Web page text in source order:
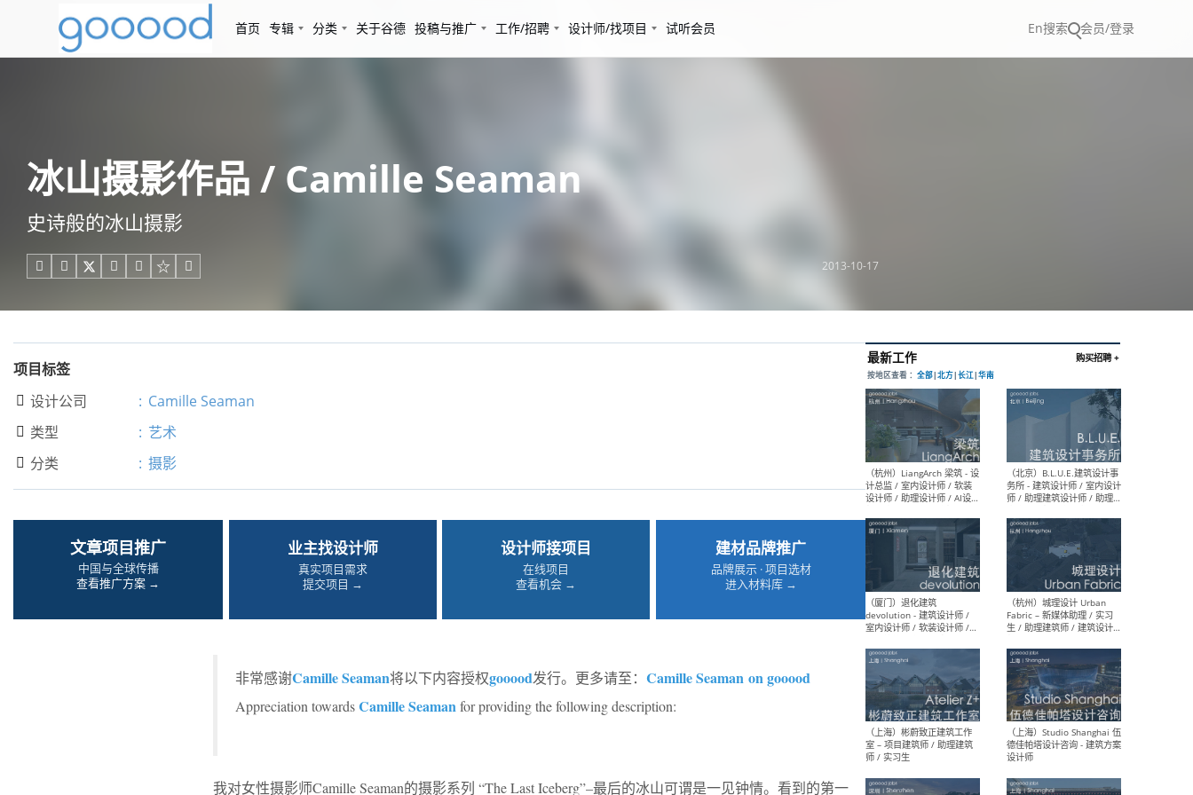
首页 专辑 分类 关于谷德 投稿与推广 工作/招聘 设计师/找项目 试听会员 En搜索 会员/登录
冰山摄影作品 / Camille Seaman
史诗般的冰山摄影
     2013-10-17
项目标签
 设计公司 : Camille Seaman
 类型 : 艺术
 分类 : 摄影
文章项目推广
中国与全球传播
查看推广方案 →
业主找设计师
真实项目需求
提交项目 →
设计师接项目
在线项目
查看机会 →
建材品牌推广
品牌展示 · 项目选材
进入材料库 →
非常感谢Camille Seaman将以下内容授权gooood发行。更多请至： Camille Seaman on gooood
Appreciation towardsCamille Seamanfor providing the following description:
我对女性摄影师Camille Seaman的摄影系列 “The Last Iceberg”–最后的冰山可谓是一见钟情。看到的第一
最新工作
全部 |北方 |长江
（杭州）LiangArch 梁筑 - 设
计总监 / 室内设计师 / 软装
设计师 / 助理设计师 / AI设计
师 / 施工图深化设计师 / 品
牌商务总助
（厦门）退化建筑
devolution - 建筑设计师 /
室内设计师 / 软装设计师 /
项目统筹 / 合伙人助理